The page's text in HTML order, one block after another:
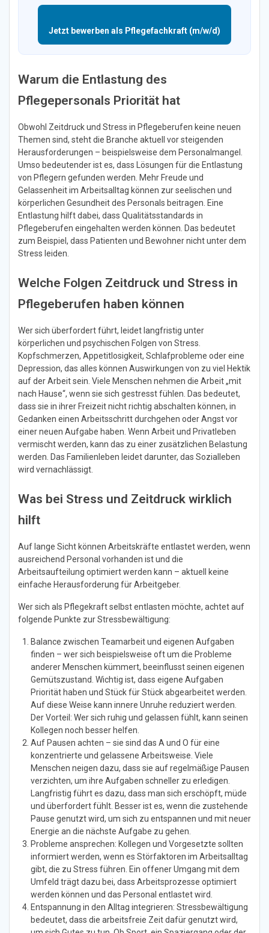
Jetzt bewerben als Pflegefachkraft (m/w/d)
Warum die Entlastung des
Pflegepersonals Priorität hat
Obwohl Zeitdruck und Stress in Pflegeberufen keine neuen
Themen sind, steht die Branche aktuell vor steigenden
Herausforderungen – beispielsweise dem Personalmangel.
Umso bedeutender ist es, dass Lösungen für die Entlastung
von Pflegern gefunden werden. Mehr Freude und
Gelassenheit im Arbeitsalltag können zur seelischen und
körperlichen Gesundheit des Personals beitragen. Eine
Entlastung hilft dabei, dass Qualitätsstandards in
Pflegeberufen eingehalten werden können. Das bedeutet
zum Beispiel, dass Patienten und Bewohner nicht unter dem
Stress leiden.
Welche Folgen Zeitdruck und Stress in
Pflegeberufen haben können
Wer sich überfordert führt, leidet langfristig unter
körperlichen und psychischen Folgen von Stress.
Kopfschmerzen, Appetitlosigkeit, Schlafprobleme oder eine
Depression, das alles können Auswirkungen von zu viel Hektik
auf der Arbeit sein. Viele Menschen nehmen die Arbeit „mit
nach Hause“, wenn sie sich gestresst fühlen. Das bedeutet,
dass sie in ihrer Freizeit nicht richtig abschalten können, in
Gedanken einen Arbeitsschritt durchgehen oder Angst vor
einer neuen Aufgabe haben. Wenn Arbeit und Privatleben
vermischt werden, kann das zu einer zusätzlichen Belastung
werden. Das Familienleben leidet darunter, das Sozialleben
wird vernachlässigt.
Was bei Stress und Zeitdruck wirklich
hilft
Auf lange Sicht können Arbeitskräfte entlastet werden, wenn
ausreichend Personal vorhanden ist und die
Arbeitsaufteilung optimiert werden kann – aktuell keine
einfache Herausforderung für Arbeitgeber.
Wer sich als Pflegekraft selbst entlasten möchte, achtet auf
folgende Punkte zur Stressbewältigung:
Balance zwischen Teamarbeit und eigenen Aufgaben
finden – wer sich beispielsweise oft um die Probleme
anderer Menschen kümmert, beeinflusst seinen eigenen
Gemütszustand. Wichtig ist, dass eigene Aufgaben
Priorität haben und Stück für Stück abgearbeitet werden.
Auf diese Weise kann innere Unruhe reduziert werden.
Der Vorteil: Wer sich ruhig und gelassen fühlt, kann seinen
Kollegen noch besser helfen.
Auf Pausen achten – sie sind das A und O für eine
konzentrierte und gelassene Arbeitsweise. Viele
Menschen neigen dazu, dass sie auf regelmäßige Pausen
verzichten, um ihre Aufgaben schneller zu erledigen.
Langfristig führt es dazu, dass man sich erschöpft, müde
und überfordert fühlt. Besser ist es, wenn die zustehende
Pause genutzt wird, um sich zu entspannen und mit neuer
Energie an die nächste Aufgabe zu gehen.
Probleme ansprechen: Kollegen und Vorgesetzte sollten
informiert werden, wenn es Störfaktoren im Arbeitsalltag
gibt, die zu Stress führen. Ein offener Umgang mit dem
Umfeld trägt dazu bei, dass Arbeitsprozesse optimiert
werden können und das Personal entlastet wird.
Entspannung in den Alltag integrieren: Stressbewältigung
bedeutet, dass die arbeitsfreie Zeit dafür genutzt wird,